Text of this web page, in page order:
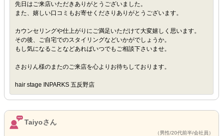
先日はご来店いただきありがとうございました。
また、嬉しい口コミもお寄せくださりありがとうございます。
カウンセリングや仕上がりにご満足いただけて大変嬉しく思います。
その後、ご自宅でのスタイリングなどいかがでしょうか。
もし気になることなどあればいつでもご相談下さいませ。
さおりん様のまたのご来店を心よりお待ちしております。
hair stage INPARKS 五反野店
Taiyoさん
（男性/20代前半/会社員）